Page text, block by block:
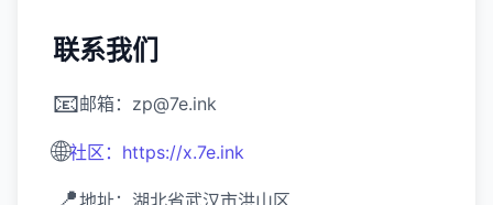
联系我们
📧邮箱：zp@7e.ink
🌐社区：https://x.7e.ink
地址：湖北省武汉市洪山区